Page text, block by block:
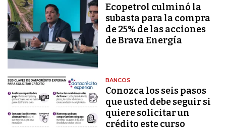
Ecopetrol culminó la
subasta para la compra
de 25% de las acciones
de Brava Energía
BANCOS
Conozca los seis pasos
que usted debe seguir si
quiere solicitar un
crédito este curso